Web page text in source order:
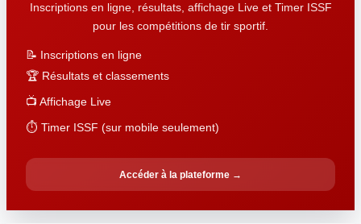
Inscriptions en ligne, résultats, affichage Live et Timer ISSF
pour les compétitions de tir sportif.
📝 Inscriptions en ligne
🏆 Résultats et classements
📺 Affichage Live
⏱️ Timer ISSF (sur mobile seulement)
Accéder à la plateforme →